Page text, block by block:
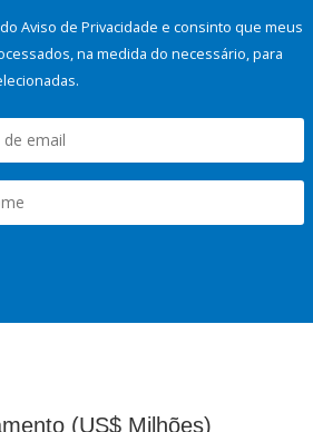
Aviso de Privacidade e consinto que meus
na medida do necessário, para
(US$ Milhões)